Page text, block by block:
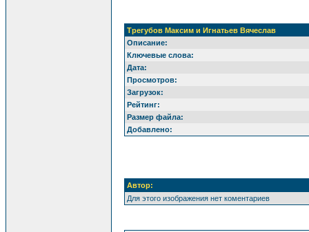
Трегубов Максим и Игнатьев Вячеслав
Описание:
Ключевые слова:
Дата:
Просмотров:
Загрузок:
Рейтинг:
Размер файла:
Добавлено:
Автор:
Для этого изображения нет коментариев